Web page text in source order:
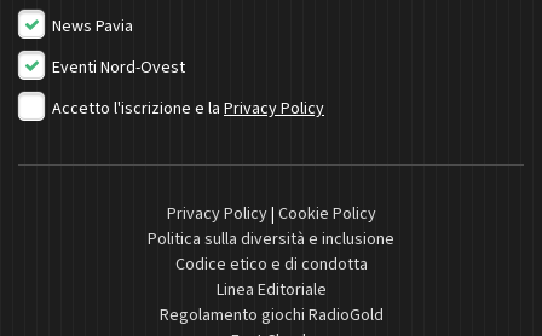
News Pavia
Eventi Nord-Ovest
Accetto l'iscrizione e la Privacy Policy
Privacy Policy| Cookie Policy
Politica sulla diversità e inclusione
Codice etico e di condotta
Linea Editoriale
Regolamento giochi RadioGold